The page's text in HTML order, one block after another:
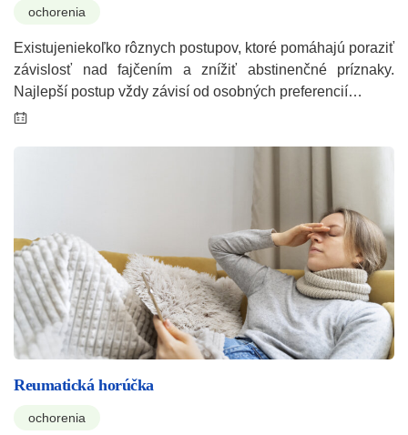
ochorenia
Existujeniekoľko rôznych postupov, ktoré pomáhajú poraziť
závislosť nad fajčením a znížiť abstinenčné príznaky.
Najlepší postup vždy závisí od osobných preferencií…
Reumatická horúčka
ochorenia